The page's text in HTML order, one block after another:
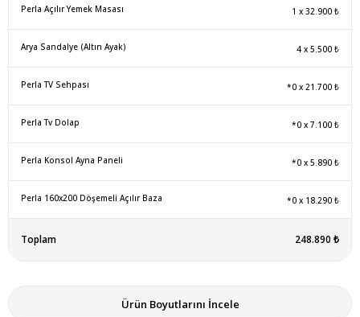
Perla Açılır Yemek Masası 1 x 32.900 ₺
Arya Sandalye (Altın Ayak) 4x 5.500 ₺
Perla TV Sehpası *0x 21.700 ₺
Perla Tv Dolap *0x 7.100 ₺
Perla Konsol Ayna Paneli *0x 5.890 ₺
Perla 160x200 Döşemeli Açılır Baza *0x 18.290 ₺
Toplam 248.890 ₺
Ürün Boyutlarını İncele